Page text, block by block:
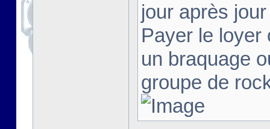
jour après
Payer le loyer
un braquage
groupe de